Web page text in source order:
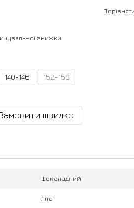
знижки
140-146 152-158
швидко
Шоколадний
Літо